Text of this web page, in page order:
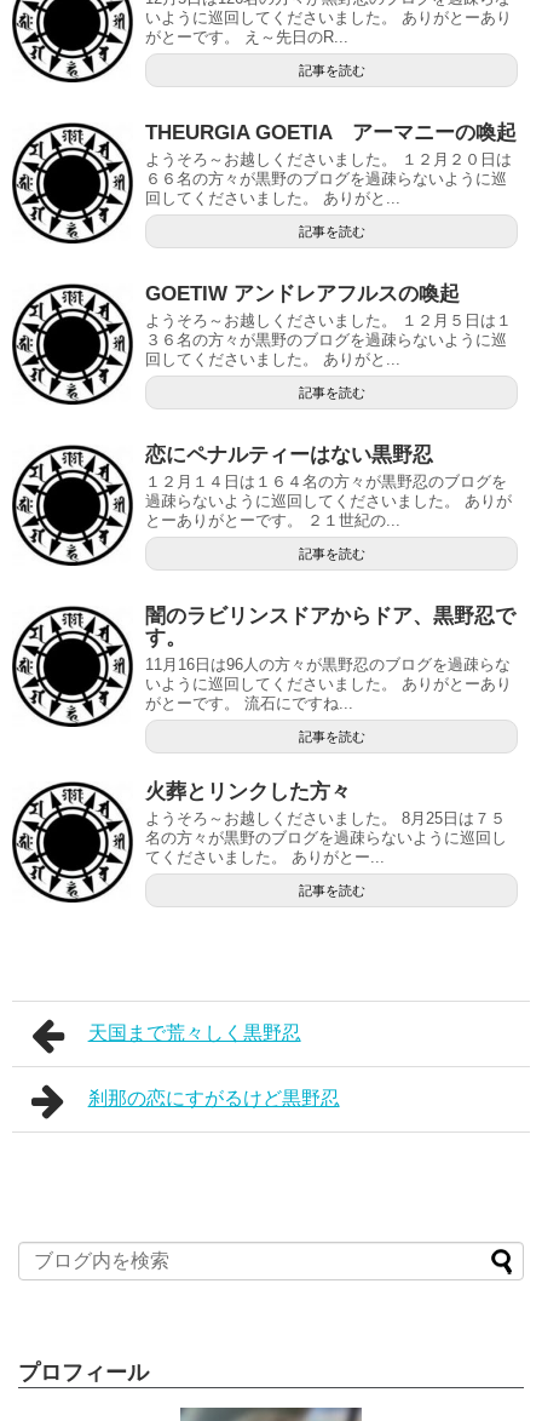
いように巡回してくださいました。 ありがとーあり
がとーです。 え～先日のR...
記事を読む
THEURGIA GOETIA アーマニーの喚起
ようそろ～お越しくださいました。 １２月２０日は
６６名の方々が黒野のブログを過疎らないように巡
回してくださいました。 ありがと...
記事を読む
GOETIW アンドレアフルスの喚起
ようそろ～お越しくださいました。 １２月５日は１
３６名の方々が黒野のブログを過疎らないように巡
回してくださいました。 ありがと...
記事を読む
恋にペナルティーはない黒野忍
１２月１４日は１６４名の方々が黒野忍のブログを
過疎らないように巡回してくださいました。 ありが
とーありがとーです。 ２１世紀の...
記事を読む
闇のラビリンスドアからドア、黒野忍で
す。
11月16日は96人の方々が黒野忍のブログを過疎らな
いように巡回してくださいました。 ありがとーあり
がとーです。 流石にですね...
記事を読む
火葬とリンクした方々
ようそろ～お越しくださいました。 8月25日は７５
名の方々が黒野のブログを過疎らないように巡回し
てくださいました。 ありがとー...
記事を読む
天国まで荒々しく黒野忍
刹那の恋にすがるけど黒野忍
プロフィール